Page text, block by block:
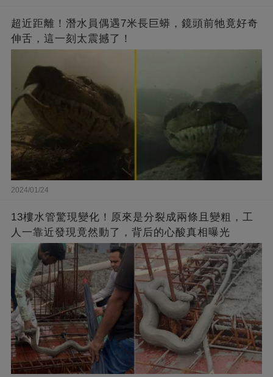
超近距離！潛水員偶遇7米長巨蟒，鏡頭前牠竟好奇
伸舌，這一刻太震撼了！
2024/01/24
13樓水管驚現變化！原來是分裂成兩條且變粗，工
人一靠近發現竟然動了，背后的心酸真相曝光